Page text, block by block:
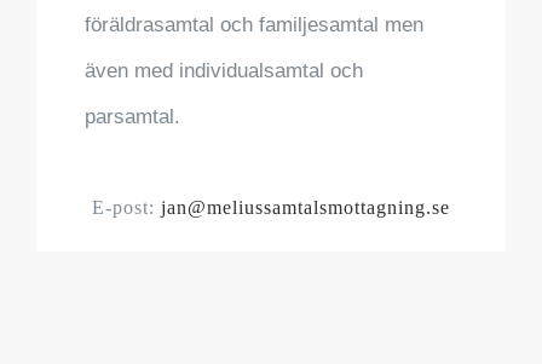
föräldrasamtal och familjesamtal men
även med individualsamtal och
parsamtal.
E-post: jan@meliussamtalsmottagning.se